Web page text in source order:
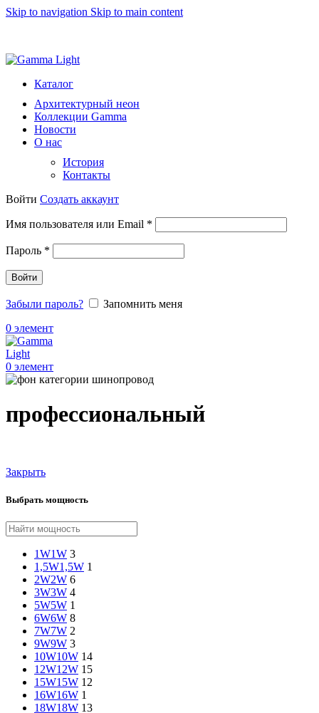
Skip to navigation Skip to main content
Каталог
Архитектурный неон
Коллекции Gamma
Новости
О нас
История
Контакты
Войти Создать аккаунт
Имя пользователя или Email *
Пароль *
Войти
Забыли пароль?
Запомнить меня
0 элемент
0 элемент
профессиональный
Закрыть
Выбрать мощность
1W1W 3
1,5W1,5W 1
2W2W 6
3W3W 4
5W5W 1
6W6W 8
7W7W 2
9W9W 3
10W10W 14
12W12W 15
15W15W 12
16W16W 1
18W18W 13